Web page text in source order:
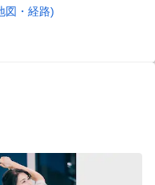
図・経路)